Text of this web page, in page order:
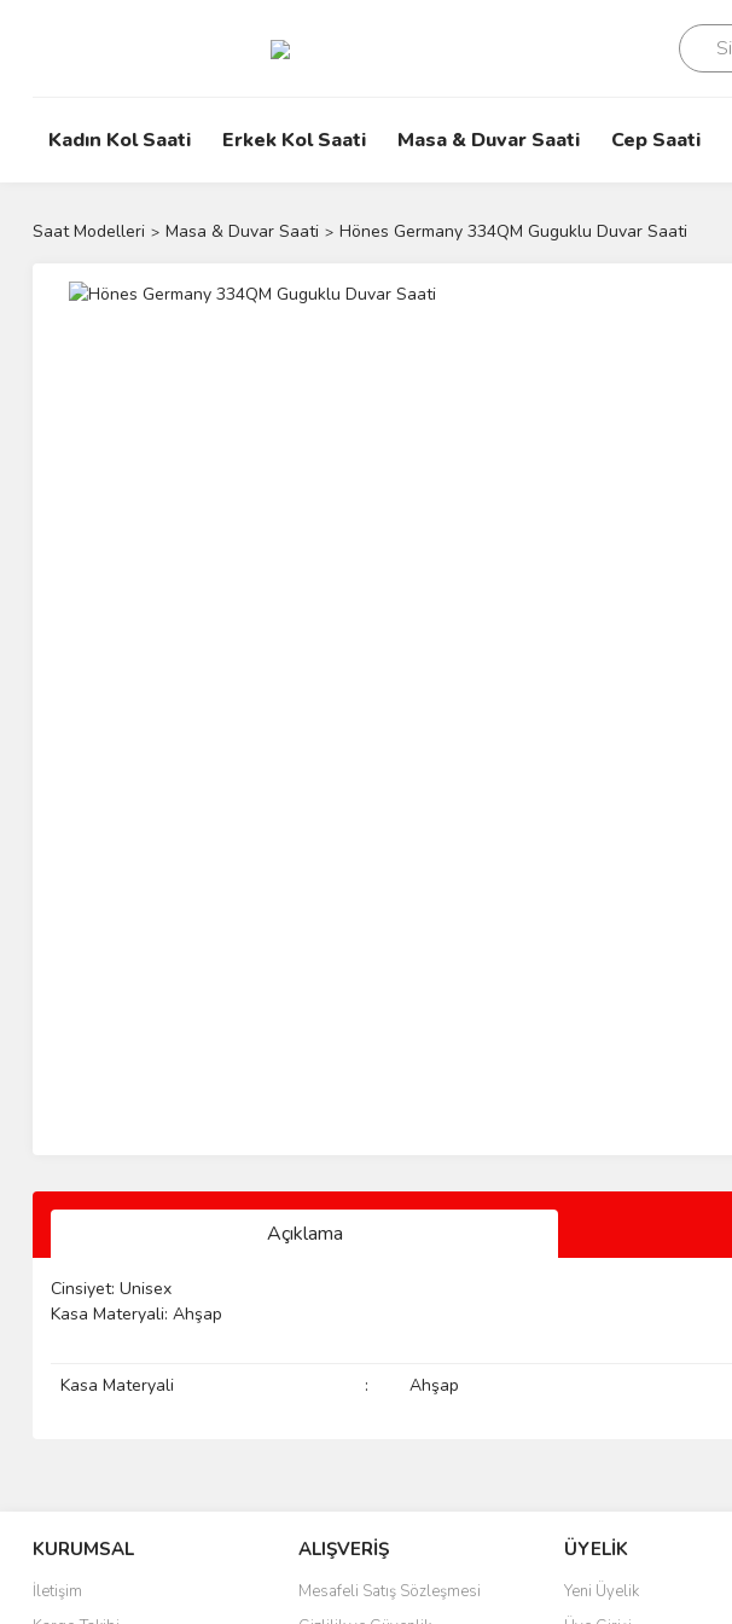
Kadın Kol Saati Erkek Kol Saati Masa & Duvar Saati Cep Saati
Saat Modelleri Masa & Duvar Saati Hönes Germany 334QM Guguklu Duvar Saati
Açıklama
Cinsiyet: Unisex
Kasa Materyali: Ahşap
Kasa Materyali : Ahşap
KURUMSAL
İletişim
ALIŞVERİŞ
Mesafeli Satış Sözleşmesi
ÜYELİK
Yeni Üyelik